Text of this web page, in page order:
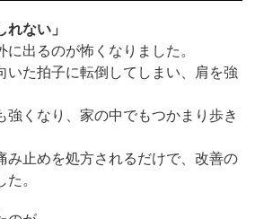
れない」
出るのが怖くなりました。
いた拍子に転倒してしまい、肩を強
強くなり、家の中でもつかまり歩き
み止めを処方されるだけで、改善の
。